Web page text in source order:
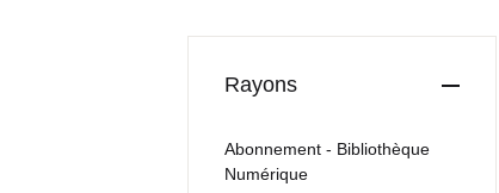
Rayons
Abonnement - Bibliothèque
Numérique